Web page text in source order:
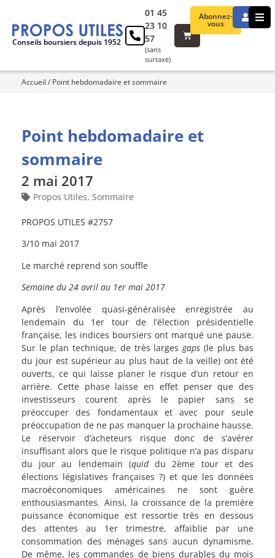
Conseils boursiers depuis 1952
Abonnez-
vous
01 45
23 10
57
(sans
surtaxe)
Accueil / Point hebdomadaire et sommaire
Point hebdomadaire et
sommaire
2 mai 2017
Propos Utiles, Sommaire
PROPOS UTILES #2757
3/10 mai 2017
Le marché reprend son souffle
Semaine du 24 avril au 1er mai 2017
Après l’envolée quasi-généralisée enregistrée au
lendemain du 1er tour de l’élection présidentielle
française, les indices boursiers ont marqué une pause.
Sur le plan technique, de très larges gaps(le plus bas
du jour est supérieur au plus haut de la veille) ont été
ouverts, ce qui laisse planer le risque d’un retour en
arrière. Cette phase laisse en effet penser que des
investisseurs courent après le papier sans se
préoccuper des fondamentaux et avec pour seule
préoccupation de ne pas manquer la prochaine hausse.
Le réservoir d’acheteurs risque donc de s’avérer
insuffisant alors que le risque politique n’a pas disparu
du jour au lendemain (quiddu 2ème tour et des
élections législatives françaises ?) et que les données
macroéconomiques américaines ne sont guère
enthousiasmantes. Ainsi, la croissance de la première
puissance économique est ressortie très en dessous
des attentes au 1er trimestre, affaiblie par une
consommation des ménages sans aucun dynamisme.
De même, les commandes de biens durables du mois